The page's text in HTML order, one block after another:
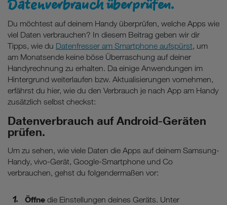
Du möchtest auf deinem Handy überprüfen, welche Apps wie
viel Daten verbrauchen? In diesem Beitrag geben wir dir
Tipps, wie du Datenfresser am Smartphone aufspürst, um
am Monatsende keine böse Überraschung auf deiner
Handyrechnung zu erhalten. Da einige Anwendungen im
Hintergrund weiterlaufen bzw. Aktualisierungen vornehmen,
erfährst du hier, wie du den Verbrauch je nach App am Handy
zusätzlich selbst checkst:
Datenverbrauch auf Android-Geräten
prüfen.
Um zu sehen, wie viele Daten die Apps auf deinem Samsung-
Handy, vivo-Gerät, Google-Smartphone und Co
verbrauchen, gehst du folgendermaßen vor:
Öffne die Einstellungen deines Geräts. Unter